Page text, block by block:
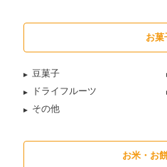
お菓
豆菓子
ドライフルーツ
その他
お米・お